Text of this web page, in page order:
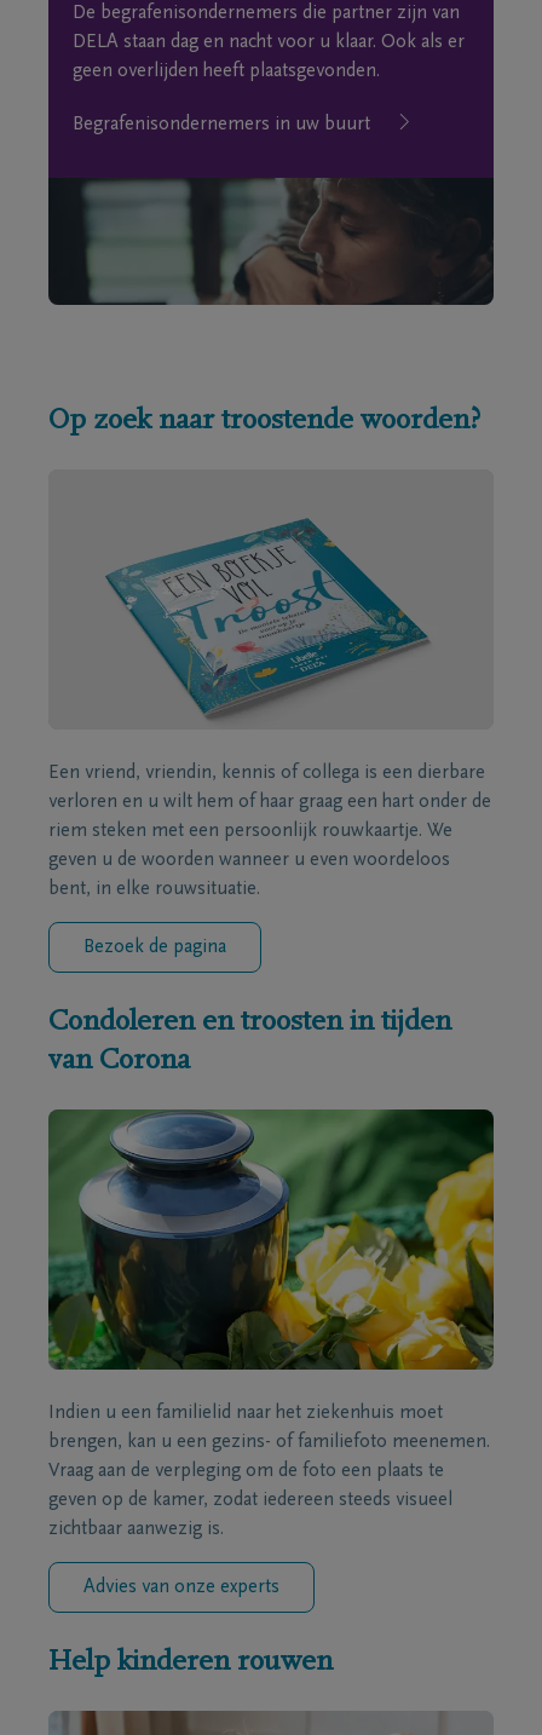
De begrafenisondernemers die partner zijn van
DELA staan dag en nacht voor u klaar. Ook als er
geen overlijden heeft plaatsgevonden.
Begrafenisondernemers in uw buurt
Op zoek naar troostende woorden?
Een vriend, vriendin, kennis of collega is een dierbare
verloren en u wilt hem of haar graag een hart onder de
riem steken met een persoonlijk rouwkaartje. We
geven u de woorden wanneer u even woordeloos
bent, in elke rouwsituatie.
Bezoek de pagina
Condoleren en troosten in tijden
van Corona
Indien u een familielid naar het ziekenhuis moet
brengen, kan u een gezins- of familiefoto meenemen.
Vraag aan de verpleging om de foto een plaats te
geven op de kamer, zodat iedereen steeds visueel
zichtbaar aanwezig is.
Advies van onze experts
Help kinderen rouwen